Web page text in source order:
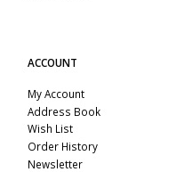
ACCOUNT
My Account
Address Book
Wish List
Order History
Newsletter